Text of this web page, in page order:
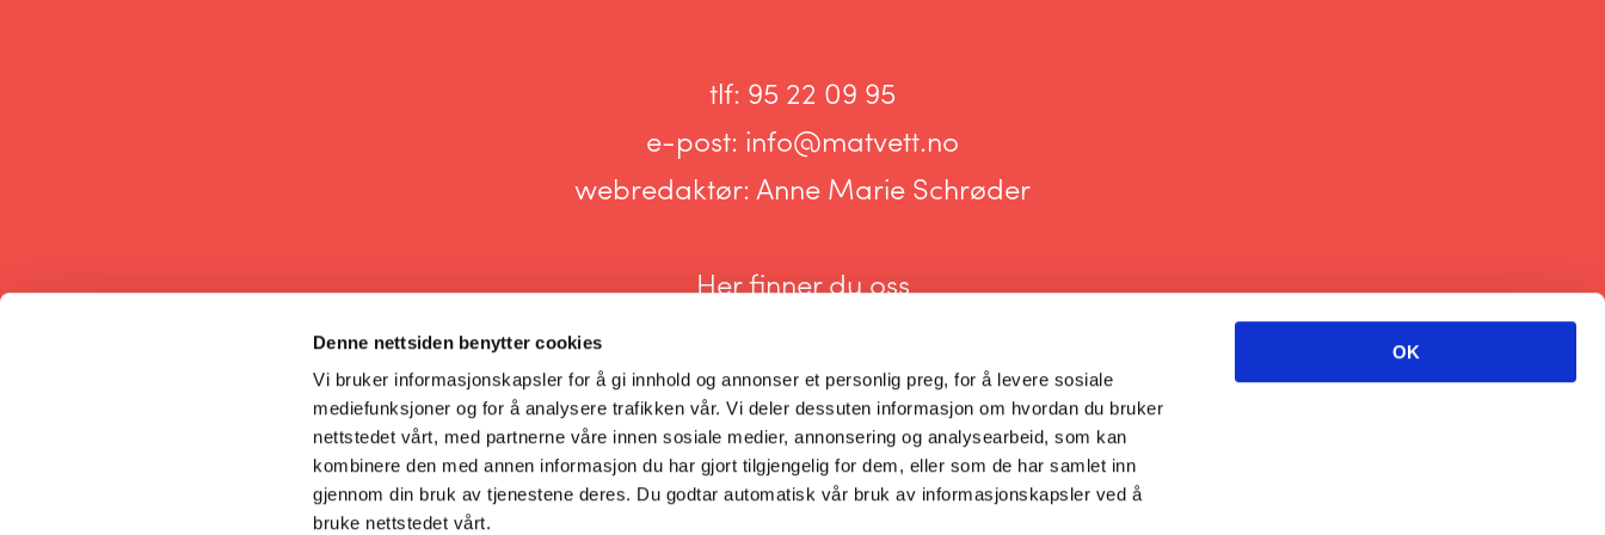
Denne nettsiden benytter cookies
Vi bruker informasjonskapsler for å gi innhold og annonser et personlig preg, for å levere sosiale
mediefunksjoner og for å analysere trafikken vår. Vi deler dessuten informasjon om hvordan du bruker
nettstedet vårt, med partnerne våre innen sosiale medier, annonsering og analysearbeid, som kan
kombinere den med annen informasjon du har gjort tilgjengelig for dem, eller som de har samlet inn
gjennom din bruk av tjenestene deres. Du godtar automatisk vår bruk av informasjonskapsler ved å
bruke nettstedet vårt.
OK
tlf: 95 22 09 95
e-post: info@matvett.no
webredaktør:Anne Marie Schrøder
Her finner du oss
Informasjonskapsler og personvern
Innstillinger for informasjonskapsler